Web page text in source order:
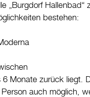
„Burgdorf Hallenbad“
bestehen:
Monate zurück liegt.
auch möglich,